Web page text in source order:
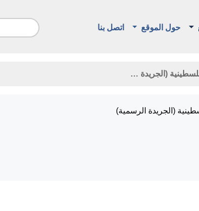
حول الموقع اتصل بنا
(الجريدة …
(الجريدة الرسمية)